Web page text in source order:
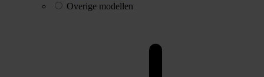
Overige modellen